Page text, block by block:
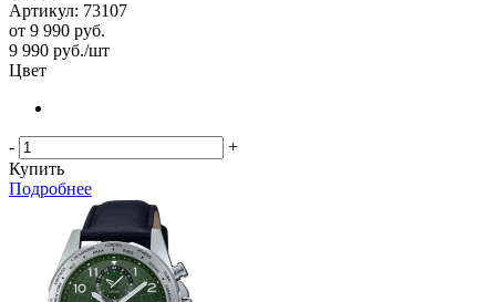
Артикул: 73107
от 9 990 руб.
9 990 руб./шт
Цвет
-
+
Купить
Подробнее